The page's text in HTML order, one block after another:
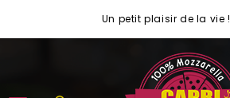
Un petit plaisir de la vie !